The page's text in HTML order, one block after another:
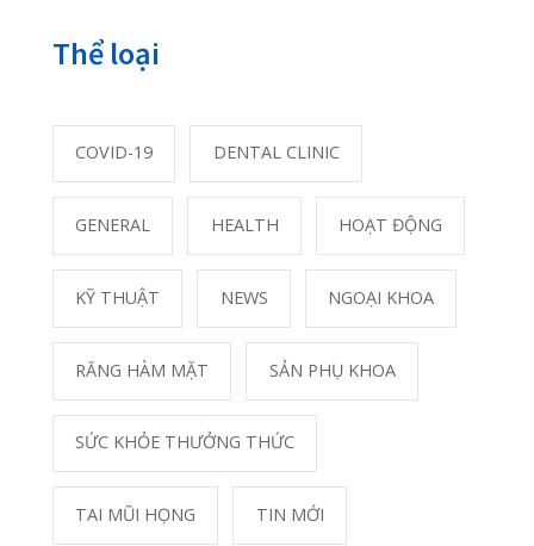
02253.922.666
Online Booking:
thanh.hih@gmail.com
Facebook:
facebook.com/quangthanh
Chúng tôi không ngừng nỗ lực
để mang đến cho bạn những
dịch vụ khám chữa bệnh hoàn